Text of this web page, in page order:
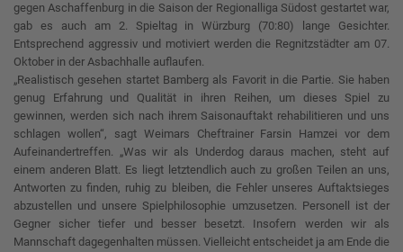
gegen Aschaffenburg in die Saison der Regionalliga Südost gestartet war,
gab es auch am 2. Spieltag in Würzburg (70:80) lange Gesichter.
Entsprechend aggressiv und motiviert werden die Regnitzstädter am 07.
Oktober in der Asbachhalle auflaufen.
„Realistisch gesehen startet Bamberg als Favorit in die Partie. Sie haben
genug Erfahrung und Qualität in ihren Reihen, um dieses Spiel zu
gewinnen, werden sich nach ihrem Saisonauftakt rehabilitieren und uns
schlagen wollen“, sagt Weimars Cheftrainer Farsin Hamzei vor dem
Aufeinandertreffen. „Was wir als Underdog daraus machen, steht auf
einem anderen Blatt. Es liegt letztendlich auch zu großen Teilen an uns,
Antworten zu finden, ruhig zu bleiben, die Fehler unseres Auftaktsieges
abzustellen und unsere Spielphilosophie umzusetzen. Personell ist der
Gegner sicher tiefer und besser besetzt. Insofern werden wir als
Mannschaft dagegenhalten müssen. Vielleicht entscheidet ja am Ende die